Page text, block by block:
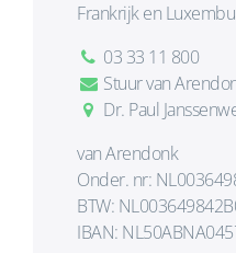
Frankrijk en
03 33 11 800
Stuur van
Dr. Paul
van Arendonk
Onder. nr:
BTW:
IBAN: